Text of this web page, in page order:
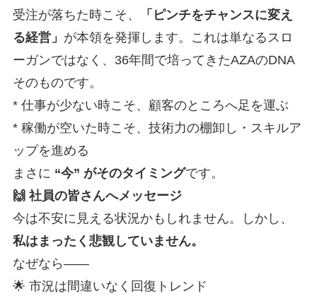
受注が落ちた時こそ、
「ピンチをチャンスに変え
る経営」 が本領を発揮します。これは単なるスロ
ーガンではなく、36年間で培ってきたAZAのDNA
そのものです。
* 仕事が少ない時こそ、顧客のところへ足を運ぶ
* 稼働が空いた時こそ、技術力の棚卸し・スキルア
ップを進める
まさに “今” がそのタイミングです。
🙌 社員の皆さんへメッセージ
今は不安に見える状況かもしれません。しかし、
私はまったく悲観していません。
なぜなら――
🌟 市況は間違いなく回復トレンド